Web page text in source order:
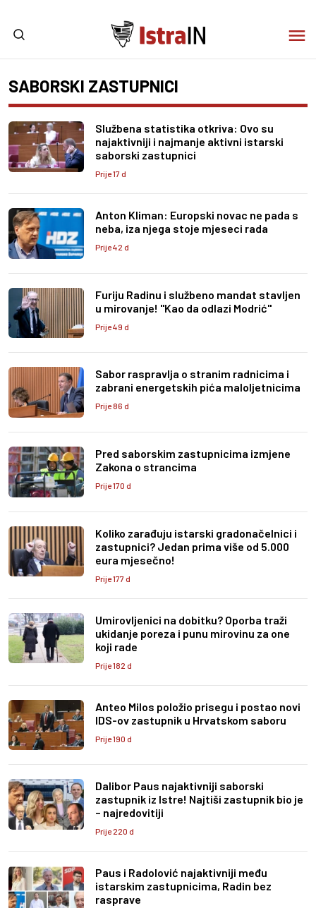
SABORSKI ZASTUPNICI
Službena statistika otkriva: Ovo su
najaktivniji i najmanje aktivni istarski
saborski zastupnici
Prije 17 d
Anton Kliman: Europski novac ne pada s
neba, iza njega stoje mjeseci rada
Prije 42 d
Furiju Radinu i službeno mandat stavljen
u mirovanje! "Kao da odlazi Modrić"
Prije 49 d
Sabor raspravlja o stranim radnicima i
zabrani energetskih pića maloljetnicima
Prije 86 d
Pred saborskim zastupnicima izmjene
Zakona o strancima
Prije 170 d
Koliko zarađuju istarski gradonačelnici i
zastupnici? Jedan prima više od 5.000
eura mjesečno!
Prije 177 d
Umirovljenici na dobitku? Oporba traži
ukidanje poreza i punu mirovinu za one
koji rade
Prije 182 d
Anteo Milos položio prisegu i postao novi
IDS-ov zastupnik u Hrvatskom saboru
Prije 190 d
Dalibor Paus najaktivniji saborski
zastupnik iz Istre! Najtiši zastupnik bio je
– najredovitiji
Prije 220 d
Paus i Radolović najaktivniji među
istarskim zastupnicima, Radin bez
rasprave